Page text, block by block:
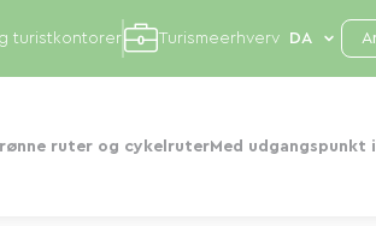
ruter og cykelruterMed udgangspunkt
turistkontorer Turismeerhverv